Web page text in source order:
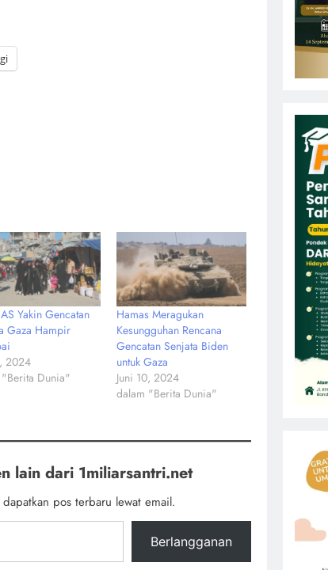
Yakin Gencatan
Gaza Hampir
2024
Dunia"
Hamas Meragukan
Kesungguhan Rencana
Gencatan Senjata Biden
untuk Gaza
Juni 10, 2024
dalam "Berita Dunia"
lain dari 1miliarsantri.net
pos terbaru lewat email.
Berlangganan